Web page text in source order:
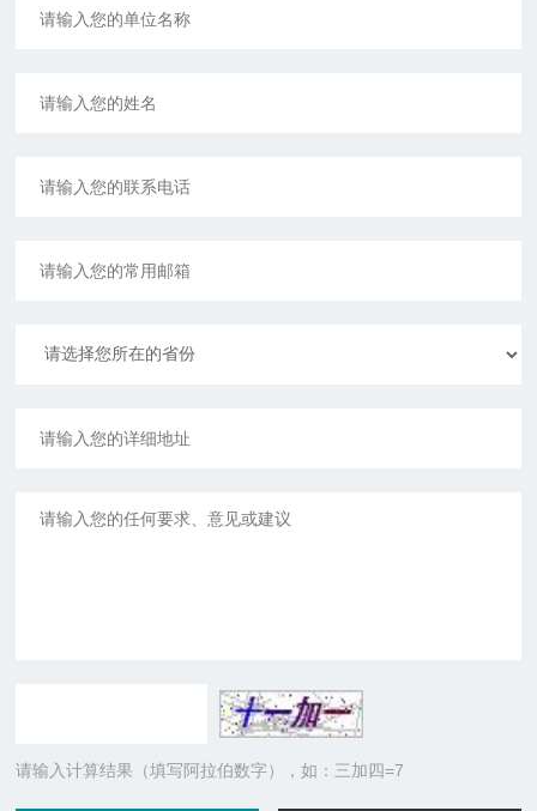
请输入计算结果（填写阿拉伯数字），如：三加四=7